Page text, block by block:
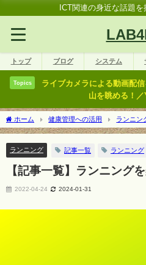
ICT関連の身近な話題を
トップ ブログ システム
Topics
ライブカメラによる動画配
山を眺める！／
ホーム 健康管理への活用 ランニン
む！
ランニング 記事一覧 ランニング
【記事一覧】ランニング
2022-04-24 2024-01-31